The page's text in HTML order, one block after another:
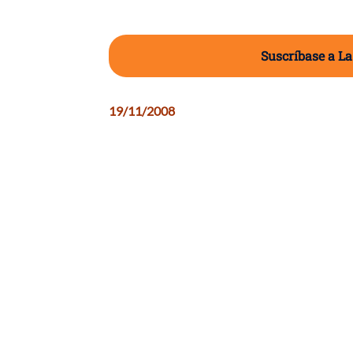
Suscríbase a
19/11/2008